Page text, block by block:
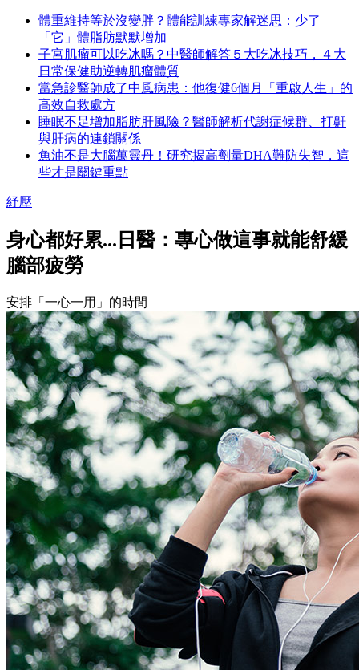
體重維持等於沒變胖？體能訓練專家解迷思：少了
「它」體脂肪默默增加
子宮肌瘤可以吃冰嗎？中醫師解答５大吃冰技巧，４大
日常保健助逆轉肌瘤體質
當急診醫師成了中風病患：他復健6個月「重啟人生」的
高效自救處方
睡眠不足增加脂肪肝風險？醫師解析代謝症候群、打鼾
與肝病的連鎖關係
魚油不是大腦萬靈丹！研究揭高劑量DHA難防失智，這
些才是關鍵重點
紓壓
身心都好累...日醫：專心做這事就能舒緩
腦部疲勞
安排「一心一用」的時間